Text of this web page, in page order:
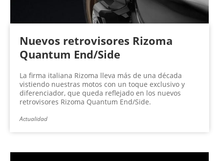
Nuevos retrovisores Rizoma
Quantum End/Side
La firma italiana Rizoma lleva más de una década
vistiendo nuestras motos con un toque exclusivo y
diferenciador, que queda reflejado en los nuevos
retrovisores Rizoma Quantum End/Side.
Actualidad